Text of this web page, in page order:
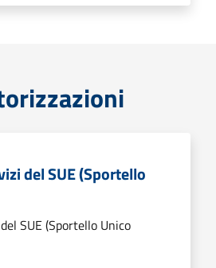
del SUE (Sportello
SUE (Sportello Unico